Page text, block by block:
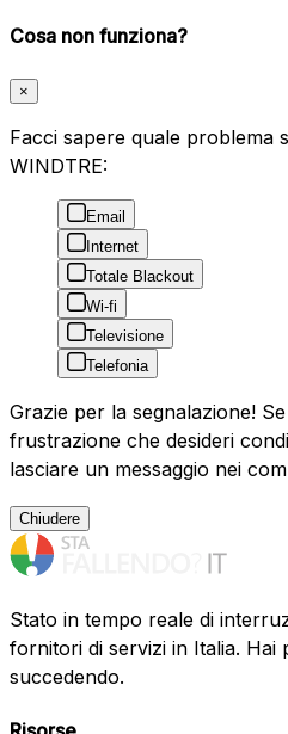
Cosa non funziona?
×
Facci sapere quale problema
WINDTRE:
Email
Internet
Totale Blackout
Wi-fi
Televisione
Telefonia
Grazie per la segnalazione!
frustrazione che desideri
lasciare un messaggio nei
Chiudere
Stato in tempo reale di
fornitori di servizi in Italia. Hai
succedendo.